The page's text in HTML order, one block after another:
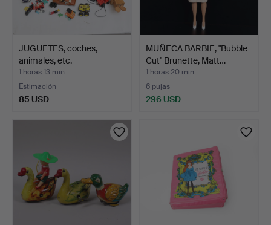
JUGUETES, coches,
animales, etc.
1 horas 13 min
Estimación
85 USD
MUÑECA BARBIE, "Bubble
Cut" Brunette, Matt…
1 horas 20 min
6 pujas
296 USD